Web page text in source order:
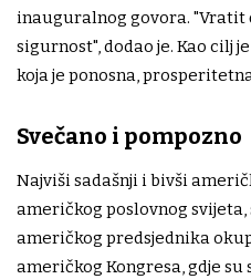
inauguralnog govora. "Vratit
sigurnost", dodao je. Kao cilj
koja je ponosna,
Svečano i pompozno
Najviši sadašnji i bivši
američkog poslovnog
američkog predsjednika
američkog Kongresa, gdje